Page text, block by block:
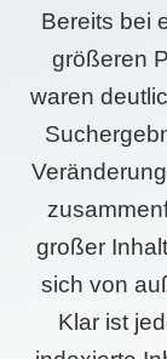
Bereits bei
größeren
waren
großer
sich von
Klar ist